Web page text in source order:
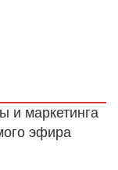
и маркетинга
эфира